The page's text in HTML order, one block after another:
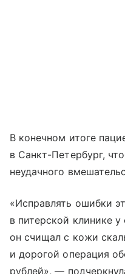
В конечном итоге
в Санкт-Петербург,
неудачного
«Исправлять ошибки
в питерской клинике
он счищал с кожи
и дорогой операция
рублей», —